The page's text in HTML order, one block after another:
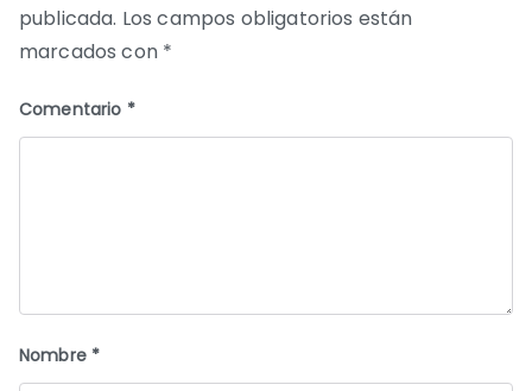
publicada. Los campos obligatorios están
marcados con *
Comentario *
Nombre *